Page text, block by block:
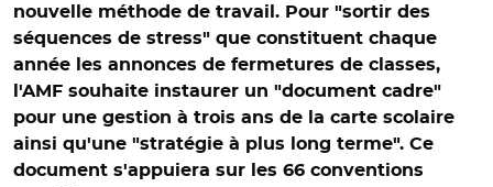
nouvelle méthode de travail. Pour "sortir des
séquences de stress" que constituent chaque
année les annonces de fermetures de classes,
l'AMF souhaite instaurer un "document cadre"
pour une gestion à trois ans de la carte scolaire
ainsi qu'une "stratégie à plus long terme". Ce
document s'appuiera sur les 66 conventions